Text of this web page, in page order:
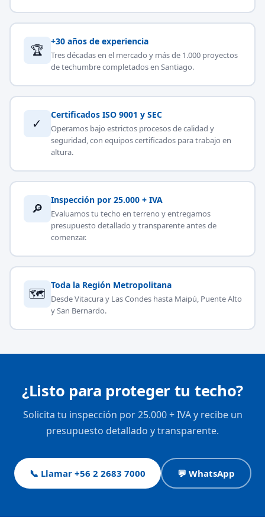
🏆
+30 años de experiencia
Tres décadas en el mercado y más de 1.000 proyectos
de techumbre completados en Santiago.
✓
Certificados ISO 9001 y SEC
Operamos bajo estrictos procesos de calidad y
seguridad, con equipos certificados para trabajo en
altura.
🔎
Inspección por 25.000 + IVA
Evaluamos tu techo en terreno y entregamos
presupuesto detallado y transparente antes de
comenzar.
🗺
Toda la Región Metropolitana
Desde Vitacura y Las Condes hasta Maipú, Puente Alto
y San Bernardo.
¿Listo para proteger tu techo?
Solicita tu inspección por 25.000 + IVA y recibe un
presupuesto detallado y transparente.
📞 Llamar +56 2 2683 7000 💬 WhatsApp